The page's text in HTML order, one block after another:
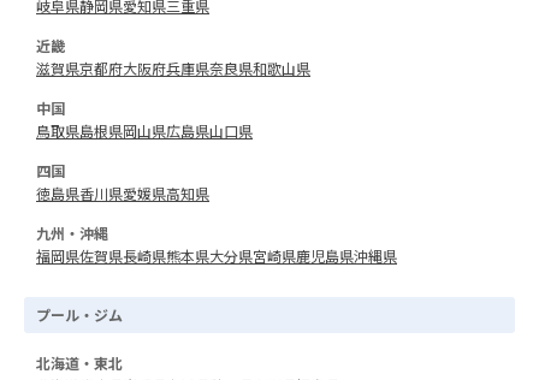
岐阜県静岡県愛知県三重県
近畿
滋賀県京都府大阪府兵庫県奈良県和歌山県
中国
鳥取県島根県岡山県広島県山口県
四国
徳島県香川県愛媛県高知県
九州・沖縄
福岡県佐賀県長崎県熊本県大分県宮崎県鹿児島県沖縄県
プール・ジム
北海道・東北